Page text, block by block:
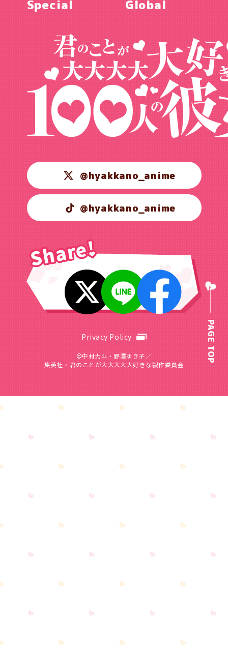
Special Global
@hyakkano_anime
@hyakkano_anime
Privacy Policy
©中村力斗・野澤ゆき子／
集英社・君のことが大大大大大好きな製作委員会
PAGE TOP